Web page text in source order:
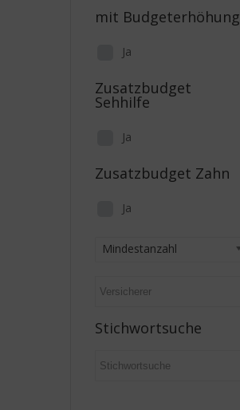
mit Budgeterhöhung
Ja
Zusatzbudget
Sehhilfe
Ja
Zusatzbudget Zahn
Ja
Mindestanzahl
Stichwortsuche